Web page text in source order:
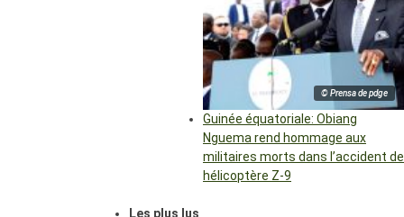
© Prensa de pdge
Guinée équatoriale: Obiang
Nguema rend hommage aux
militaires morts dans l’accident de
hélicoptère Z-9
Les plus lus